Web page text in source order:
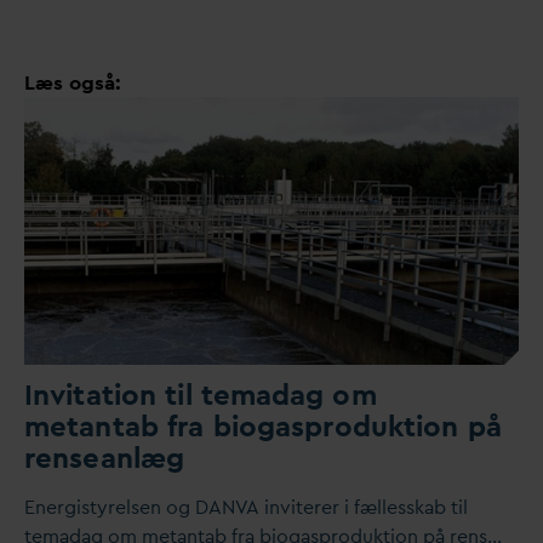
Læs også:
Invitation til temadag om
metantab fra biogasproduktion på
renseanlæg
Energistyrelsen og DANVA inviterer i fællesskab til
temadag om metantab fra biogasproduktion på rens…